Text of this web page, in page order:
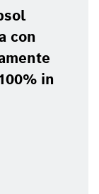
con
in